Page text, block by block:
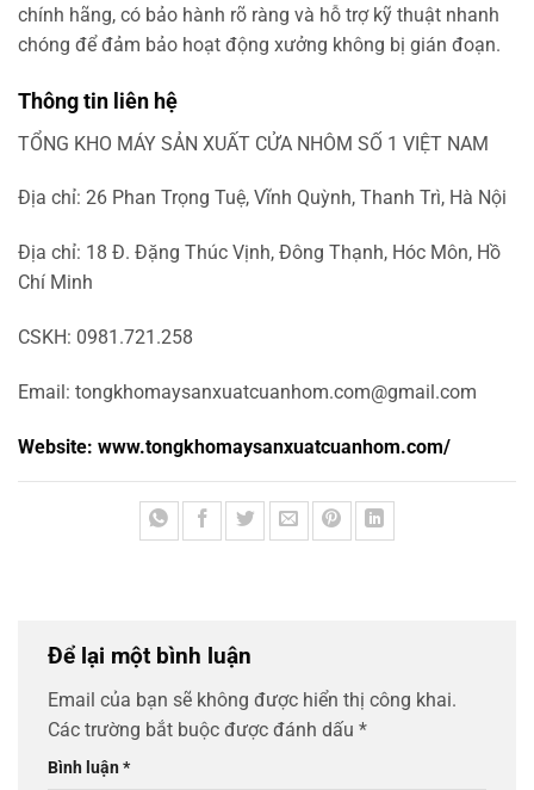
chính hãng, có bảo hành rõ ràng và hỗ trợ kỹ thuật nhanh
chóng để đảm bảo hoạt động xưởng không bị gián đoạn.
Thông tin liên hệ
TỔNG KHO MÁY SẢN XUẤT CỬA NHÔM SỐ 1 VIỆT NAM
Địa chỉ: 26 Phan Trọng Tuệ, Vĩnh Quỳnh, Thanh Trì, Hà Nội
Địa chỉ: 18 Đ. Đặng Thúc Vịnh, Đông Thạnh, Hóc Môn, Hồ
Chí Minh
CSKH: 0981.721.258
Email: tongkhomaysanxuatcuanhom.com@gmail.com
Website: www.tongkhomaysanxuatcuanhom.com/
Để lại một bình luận
Email của bạn sẽ không được hiển thị công khai.
Các trường bắt buộc được đánh dấu *
Bình luận*